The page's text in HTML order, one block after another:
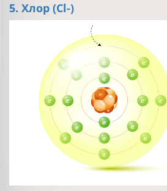
5. Хлор (Сl-)